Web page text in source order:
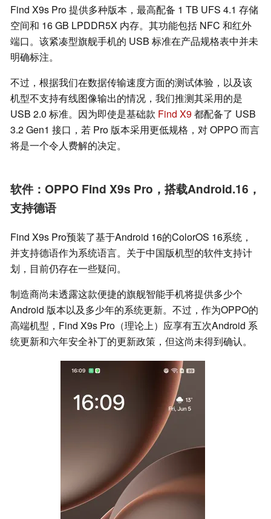
Find X9s Pro 提供多种版本，最高配备 1 TB UFS 4.1 存储
空间和 16 GB LPDDR5X 内存。其功能包括 NFC 和红外
端口。该紧凑型旗舰手机的 USB 标准在产品规格表中并未
明确标注。
不过，根据我们在数据传输速度方面的测试体验，以及该
机型不支持有线图像输出的情况，我们推测其采用的是
USB 2.0 标准。因为即使是基础款 Find X9都配备了 USB
3.2 Gen1 接口，若 Pro 版本采用更低规格，对 OPPO 而言
将是一个令人费解的决定。
软件：OPPO Find X9s Pro，搭载Android.16，
支持德语
Find X9s Pro预装了基于Android 16的ColorOS 16系统，
并支持德语作为系统语言。关于中国版机型的软件支持计
划，目前仍存在一些疑问。
制造商尚未透露这款便捷的旗舰智能手机将提供多少个
Android 版本以及多少年的系统更新。不过，作为OPPO的
高端机型，Find X9s Pro（理论上）应享有五次Android 系
统更新和六年安全补丁的更新政策，但这尚未得到确认。